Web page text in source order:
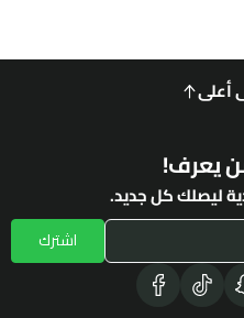
أعلى
يعرف!
ليصلك كل جديد.
اشترك